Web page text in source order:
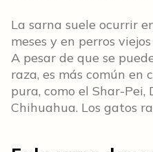
La sarna suele ocurrir
meses y en perros
A pesar de que se
raza, es más común en
pura, como el Shar-Pei,
Chihuahua. Los gatos